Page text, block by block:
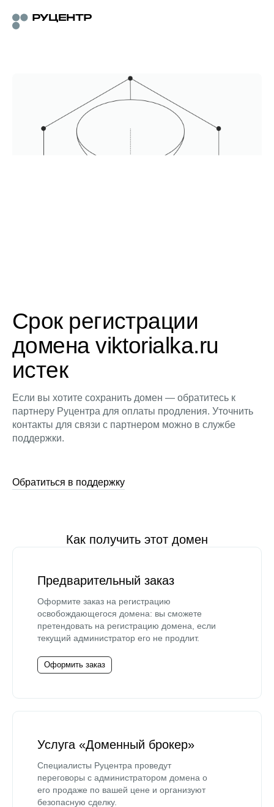
Срок регистрации
домена viktorialka.ru
истек
Если вы хотите сохранить домен — обратитесь к
партнеру Руцентра для оплаты продления. Уточнить
контакты для связи с партнером можно в службе
поддержки.
Обратиться в поддержку
Как получить этот домен
Предварительный заказ
Оформите заказ на регистрацию
освобождающегося домена: вы сможете
претендовать на регистрацию домена, если
текущий администратор его не продлит.
Оформить заказ
Услуга «Доменный брокер»
Специалисты Руцентра проведут
переговоры с администратором домена о
его продаже по вашей цене и организуют
безопасную сделку.